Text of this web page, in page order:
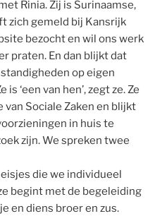
Rinia. Zij is Surinaamse,
zich gemeld bij Kansrijk
bezocht en wil ons werk
praten. En dan blijkt dat
op eigen
‘een van hen’, zegt ze. Ze
Sociale Zaken en blijkt
in huis te
zijn. We spreken twee
die we individueel
begint met de begeleiding
en diens broer en zus.